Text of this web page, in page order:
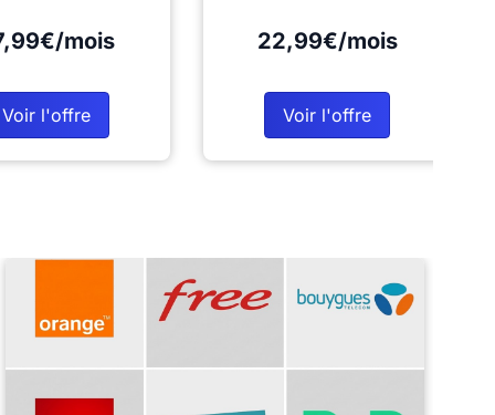
mois
Voir l'offre
22,99€/mois
Voir l'offre